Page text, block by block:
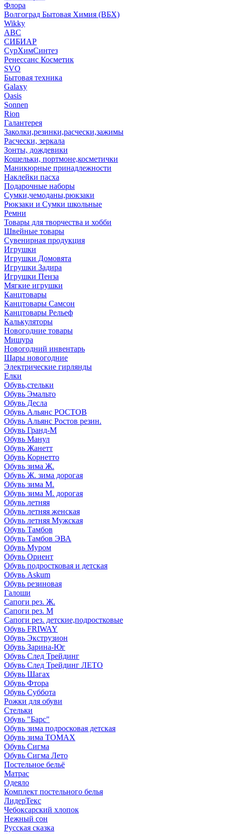
Флора
Волгоград Бытовая Химия (ВБХ)
Wikky
АВС
СИБИАР
СурХимСинтез
Ренессанс Косметик
SVO
Бытовая техника
Galaxy
Oasis
Sonnen
Rion
Галантерея
Заколки,резинки,расчески,зажимы
Расчески, зеркала
Зонты, дождевики
Кошельки, портмоне,косметички
Маникюрные принадлежности
Наклейки пасха
Подарочные наборы
Сумки,чемоданы,рюкзаки
Рюкзаки и Сумки школьные
Ремни
Товары для творчества и хобби
Швейные товары
Сувенирная продукция
Игрушки
Игрушки Домовята
Игрушки Задира
Игрушки Пенза
Мягкие игрушки
Канцтовары
Канцтовары Самсон
Канцтовары Рельеф
Калькуляторы
Новогодние товары
Мишура
Новогодний инвентарь
Шары новогодние
Электрические гирлянды
Елки
Обувь,стельки
Обувь Эмальто
Обувь Десла
Обувь Альянс РОСТОВ
Обувь Альянс Ростов резин.
Обувь Гранд-М
Обувь Манул
Обувь Жанетт
Обувь Корнетто
Обувь зима Ж.
Обувь Ж. зима дорогая
Обувь зима М.
Обувь зима М. дорогая
Обувь летняя
Обувь летняя женская
Обувь летняя Мужская
Обувь Тамбов
Обувь Тамбов ЭВА
Обувь Муром
Обувь Ориент
Обувь подростковая и детская
Обувь Askum
Обувь резиновая
Галоши
Сапоги рез. Ж.
Сапоги рез. М
Сапоги рез. детские,подростковые
Обувь FRIWAY
Обувь Экструзион
Обувь Зарина-Юг
Обувь След Трейдинг
Обувь След Трейдинг ЛЕТО
Обувь Шагах
Обувь Фтора
Обувь Суббота
Рожки для обуви
Стельки
Обувь "Барс"
Обувь зима подросковая детская
Обувь зима ТОМАХ
Обувь Сигма
Обувь Сигма Лето
Постельное бельё
Матрас
Одеяло
Комплект постельного белья
ЛидерТекс
Чебоксарский хлопок
Нежный сон
Русская сказка